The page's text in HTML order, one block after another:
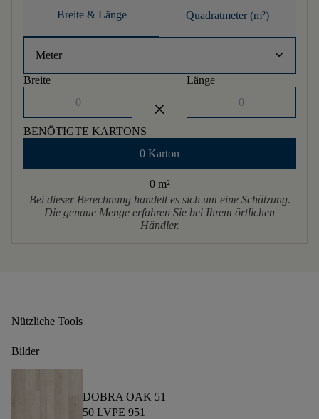
Nützliche Tools
Bilder
DOBRA OAK 51
50 LVPE 951
Breite & Länge Quadratmeter (m²)
Meter keyboard_arrow_down
Breite
close
Länge
BENÖTIGTE KARTONS
0 Karton
0 m²
Bei dieser Berechnung handelt es sich um eine Schätzung.
Die genaue Menge erfahren Sie bei Ihrem örtlichen
Händler.